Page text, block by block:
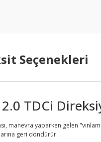
Seçenekleri
TDCi
manevra yaparken gelen
geri döndürür.